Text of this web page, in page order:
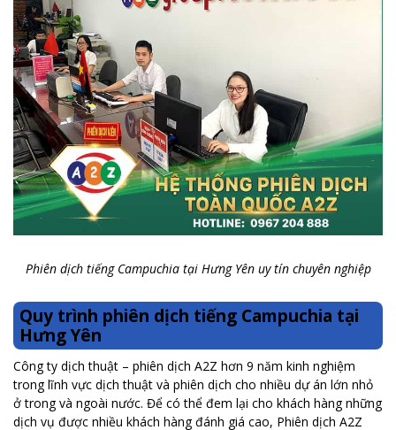
Phiên dịch tiếng Campuchia tại Hưng Yên uy tín chuyên nghiệp
Quy trình phiên dịch tiếng Campuchia tại
Hưng Yên
Công ty dịch thuật – phiên dịch A2Z hơn 9 năm kinh nghiệm
trong lĩnh vực dịch thuật và phiên dịch cho nhiều dự án lớn nhỏ
ở trong và ngoài nước. Để có thể đem lại cho khách hàng những
dịch vụ được nhiều khách hàng đánh giá cao, Phiên dịch A2Z